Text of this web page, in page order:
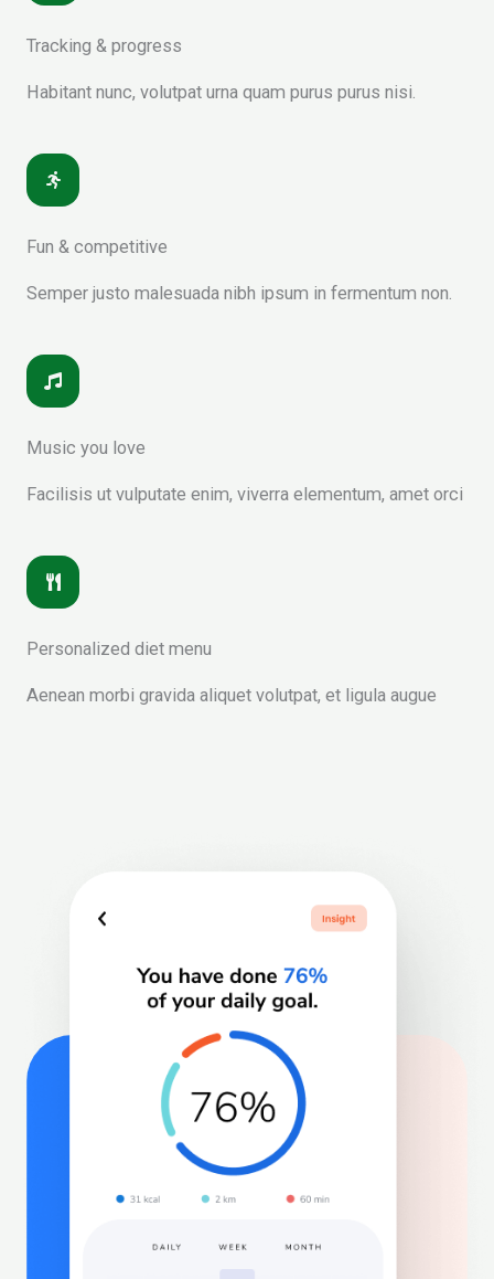
Tracking & progress
Habitant nunc, volutpat urna quam purus purus nisi.
Fun & competitive
Semper justo malesuada nibh ipsum in fermentum non.
Music you love
Facilisis ut vulputate enim, viverra elementum, amet orci
Personalized diet menu
Aenean morbi gravida aliquet volutpat, et ligula augue